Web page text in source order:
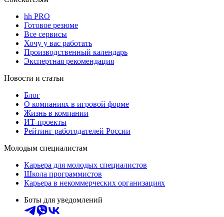
hh PRO
Готовое резюме
Все сервисы
Хочу у вас работать
Производственный календарь
Экспертная рекомендация
Новости и статьи
Блог
О компаниях в игровой форме
Жизнь в компании
ИТ-проекты
Рейтинг работодателей России
Молодым специалистам
Карьера для молодых специалистов
Школа программистов
Карьера в некоммерческих организациях
Боты для уведомлений